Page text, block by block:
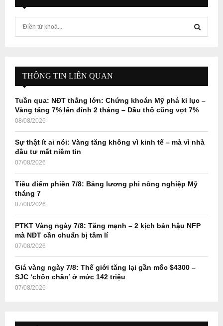
f
r
E
A
R
H
THÔNG TIN LIÊN QUAN
Tuần qua: NĐT thắng lớn: Chứng khoán Mỹ phá kỉ lục –
Vàng tăng 7% lên đỉnh 2 tháng – Dầu thô cũng vọt 7%
08/08/2026
Sự thật ít ai nói: Vàng tăng không vì kinh tế – mà vì nhà
đầu tư mất niềm tin
07/08/2026
Tiêu điểm phiên 7/8: Bảng lương phi nông nghiệp Mỹ
tháng 7
07/08/2026
PTKT Vàng ngày 7/8: Tăng mạnh – 2 kịch bản hậu NFP
mà NĐT cần chuẩn bị tâm lí
07/08/2026
Giá vàng ngày 7/8: Thế giới tăng lại gần mốc $4300 –
SJC ‘chôn chân’ ở mức 142 triệu
07/08/2026